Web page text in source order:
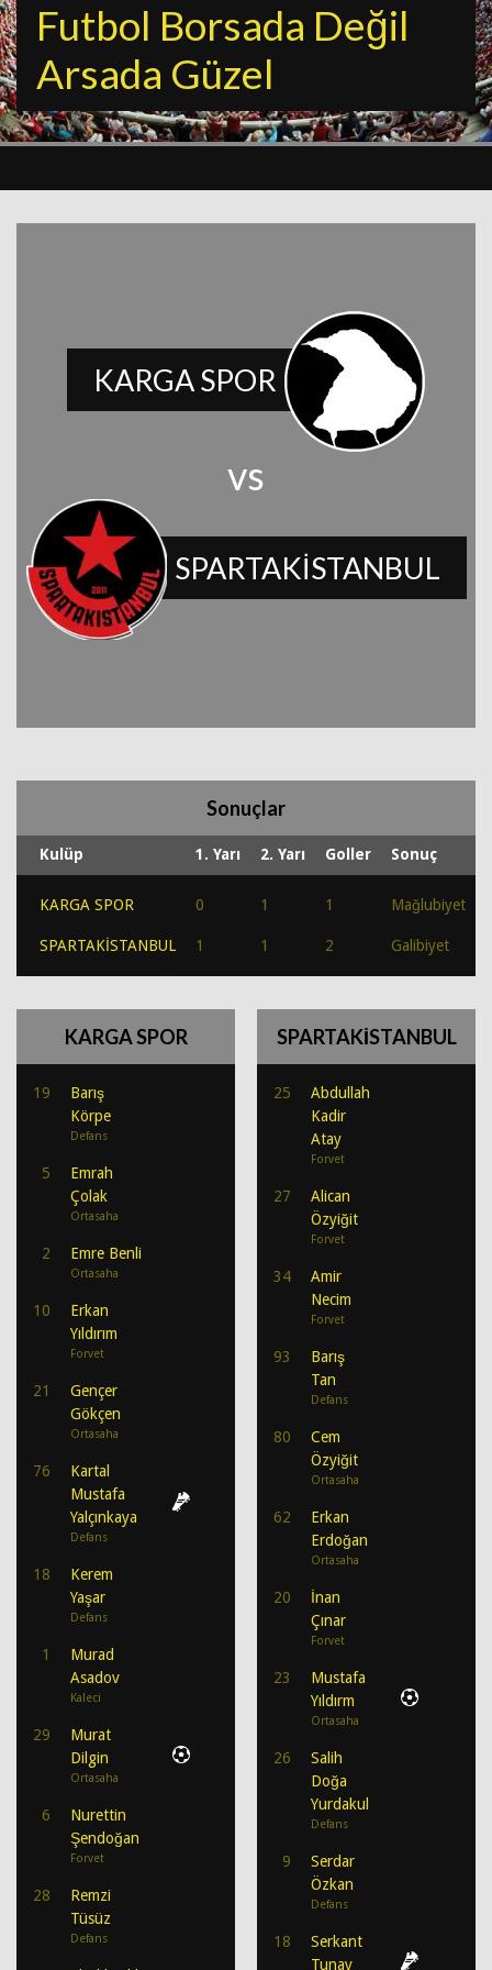
Futbol Borsada Değil
Arsada Güzel
KARGA SPOR
vs
SPARTAKİSTANBUL
Sonuçlar
Kulüp 1. Yarı 2. Yarı Goller Sonuç
KARGA SPOR 0 1 1 Mağlubiyet
SPARTAKİSTANBUL 1 1 2 Galibiyet
KARGA SPOR
19
Barış
Körpe
Defans
5
Emrah
Çolak
Ortasaha
2 Emre Benli
Ortasaha
10
Erkan
Yıldırım
Forvet
21
Gençer
Gökçen
Ortasaha
76
Kartal
Mustafa
Yalçınkaya
Defans
18
Kerem
Yaşar
Defans
1
Murad
Asadov
Kaleci
29
Murat
Dilgin
Ortasaha
6
Nurettin
Şendoğan
Forvet
28
Remzi
Tüsüz
Defans
SPARTAKİSTANBUL
25
Abdullah
Kadir
Atay
Forvet
27
Alican
Özyiğit
Forvet
34
Amir
Necim
Forvet
93
Barış
Tan
Defans
80
Cem
Özyiğit
Ortasaha
62
Erkan
Erdoğan
Ortasaha
20
İnan
Çınar
Forvet
23
Mustafa
Yıldırm
Ortasaha
26
Salih
Doğa
Yurdakul
Defans
9
Serdar
Özkan
Defans
18
Serkant
Tunay